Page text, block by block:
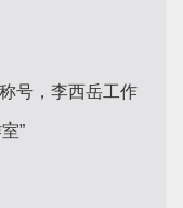
号，李西岳工作
”